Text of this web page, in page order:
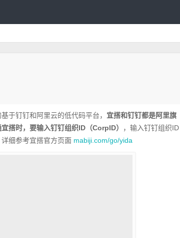
于钉钉和阿里云的低代码平台， 宜搭和钉钉都是阿里旗
搭时，要输入钉钉组织ID（CorpID）
，输入钉钉组织ID
细参考宜搭官方页面 mabiji.com/go/yida